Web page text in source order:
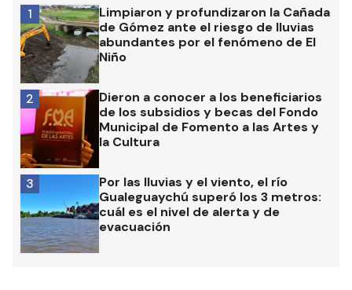
Limpiaron y profundizaron la Cañada
de Gómez ante el riesgo de lluvias
abundantes por el fenómeno de El
Niño
1
Dieron a conocer a los beneficiarios
de los subsidios y becas del Fondo
Municipal de Fomento a las Artes y
la Cultura
2
Por las lluvias y el viento, el río
Gualeguaychú superó los 3 metros:
cuál es el nivel de alerta y de
evacuación
3